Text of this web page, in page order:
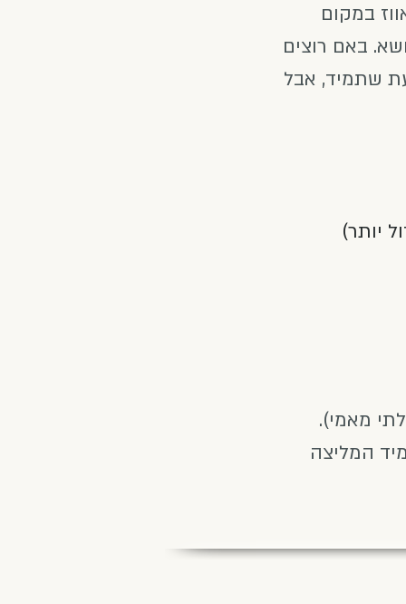
במקום
באם רוצים
שתמיד, אבל
יותר)
מאמי).
המליצה